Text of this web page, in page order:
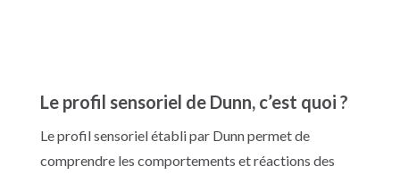
Le profil sensoriel de Dunn, c’est quoi ?
Le profil sensoriel établi par Dunn permet de
comprendre les comportements et réactions des